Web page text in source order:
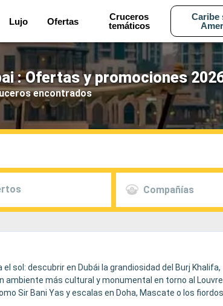
Lujo Ofertas
Cruceros
temáticos
Caribe
: Ofertas y promociones
encontrados
Compañías
sol: descubrir en Dubái la grandiosidad del Burj Khalifa,
ambiente más cultural y monumental en torno al Louvre
Sir Bani Yas y escalas en Doha, Mascate o los fiordos